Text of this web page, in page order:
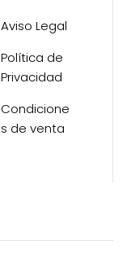
Aviso Legal
Política de
Privacidad
Condicione
s de venta